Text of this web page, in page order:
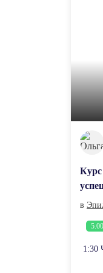
Курс
в
5.00
1:30